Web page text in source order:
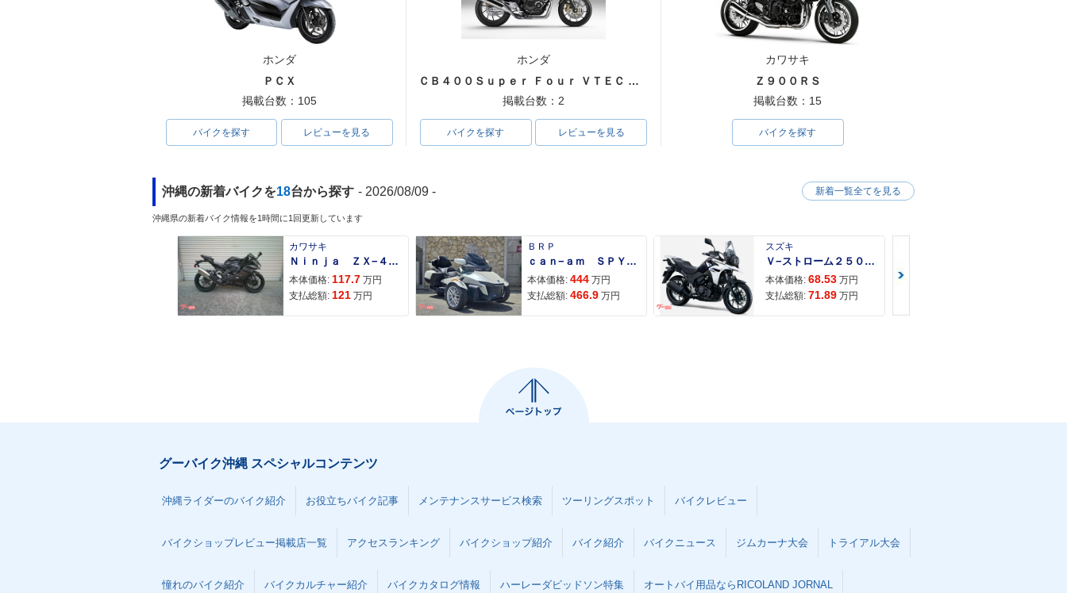
ホンダ
ＰＣＸ
掲載台数：105
バイクを探す レビューを見る
ホンダ
ＣＢ４００Ｓｕｐｅｒ Ｆｏｕｒ ＶＴＥＣ ＳＰＥＣ３
掲載台数：2
バイクを探す レビューを見る
カワサキ
Ｚ９００ＲＳ
掲載台数：15
バイクを探す
沖縄の新着バイクを18台から探す - 2026/08/09 -
沖縄県の新着バイク情報を1時間に1回更新しています
カワサキ
Ｎｉｎｊａ ＺＸ−４Ｒ ＳＥ
本体価格: 117.7 万円
支払総額: 121 万円
ＢＲＰ
ｃａｎ−ａｍ ＳＰＹＤＥＲ ＲＴ ＬＩＭＩＴＥＤ
本体価格: 444 万円
支払総額: 466.9 万円
スズキ
Ｖ−ストローム２５０ ２６年モデル 水冷２気筒エンジン ＬＥＤヘッドライト標準装備
本体価格: 68.53 万円
支払総額: 71.89 万円
新着一覧全てを見る
グーバイク沖縄 スペシャルコンテンツ
沖縄ライダーのバイク紹介 お役立ちバイク記事 メンテナンスサービス検索 ツーリングスポット バイクレビュー
バイクショップレビュー掲載店一覧 アクセスランキング バイクショップ紹介 バイク紹介 バイクニュース ジムカーナ大会 トライアル大会
憧れのバイク紹介 バイクカルチャー紹介 バイクカタログ情報 ハーレーダビッドソン特集 オートバイ用品ならRICOLAND JORNAL